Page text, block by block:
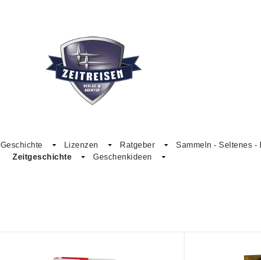
Geschichte Lizenzen Ratgeber Sammeln - Seltenes -
Zeitgeschichte
Geschenkideen